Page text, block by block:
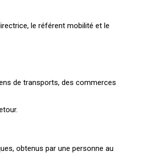
le référent mobilité et le
de transports, des commerces
obtenus par une personne au